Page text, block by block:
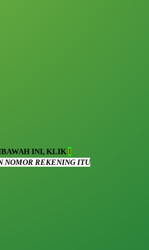
INI, KLIK I
NOMOR REKENING ITU